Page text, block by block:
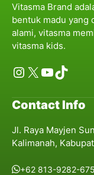
Vitasma Brand
bentuk madu yang
alami, vitasma
vitasma kids.
Instagram
X YouTube
TikTok
Contact Info
Jl. Raya Mayjen
Kalimanah,
+62 813-9282-